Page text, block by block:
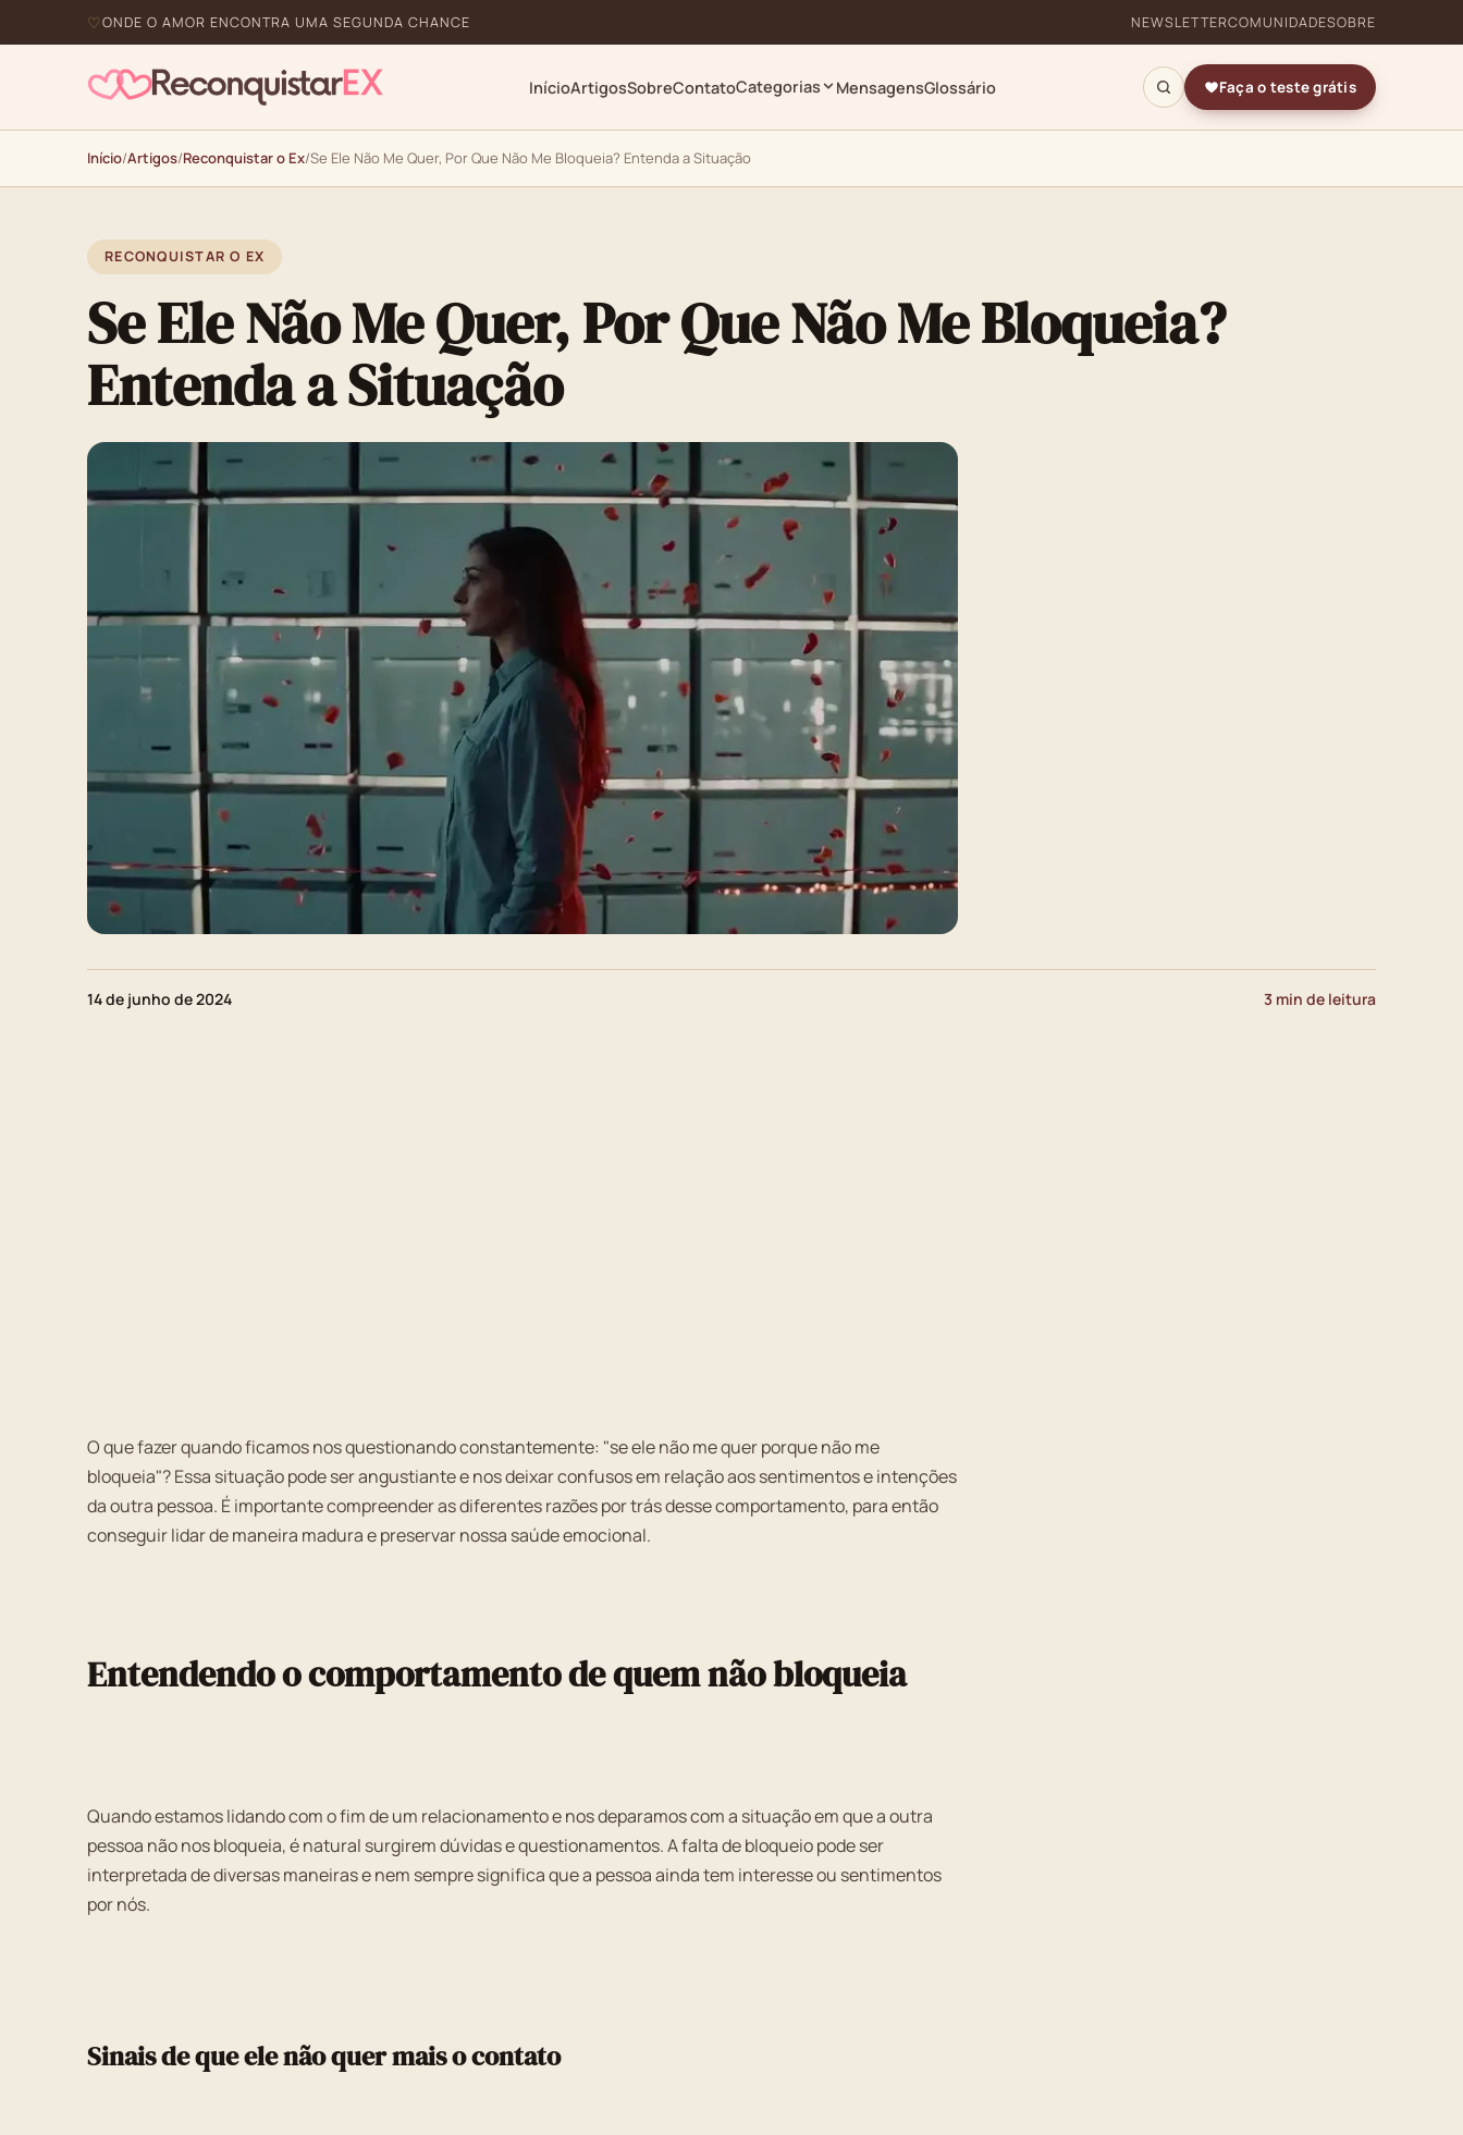
ONDE O AMOR ENCONTRA UMA SEGUNDA CHANCE NEWSLETTERCOMUNIDADESOBRE
InícioArtigosSobreContatoCategorias MensagensGlossário Faça o teste grátis
Início/Artigos/Reconquistar o Ex/Se Ele Não Me Quer, Por Que Não Me Bloqueia? Entenda a Situação
RECONQUISTAR O EX
Se Ele Não Me Quer, Por Que Não Me Bloqueia?
Entenda a Situação
14 de junho de 2024 3 min de leitura
O que fazer quando ficamos nos questionando constantemente: "se ele não me quer porque não me
bloqueia"? Essa situação pode ser angustiante e nos deixar confusos em relação aos sentimentos e intenções
da outra pessoa. É importante compreender as diferentes razões por trás desse comportamento, para então
conseguir lidar de maneira madura e preservar nossa saúde emocional.
Entendendo o comportamento de quem não bloqueia
Quando estamos lidando com o fim de um relacionamento e nos deparamos com a situação em que a outra
pessoa não nos bloqueia, é natural surgirem dúvidas e questionamentos. A falta de bloqueio pode ser
interpretada de diversas maneiras e nem sempre significa que a pessoa ainda tem interesse ou sentimentos
por nós.
Sinais de que ele não quer mais o contato